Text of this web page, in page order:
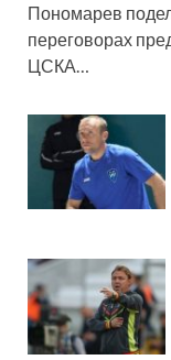
Пономарев
переговорах
ЦСКА…